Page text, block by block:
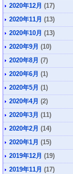
2020年12月 (17)
2020年11月 (13)
2020年10月 (13)
2020年9月 (10)
2020年8月 (7)
2020年6月 (1)
2020年5月 (1)
2020年4月 (2)
2020年3月 (11)
2020年2月 (14)
2020年1月 (15)
2019年12月 (19)
2019年11月 (17)